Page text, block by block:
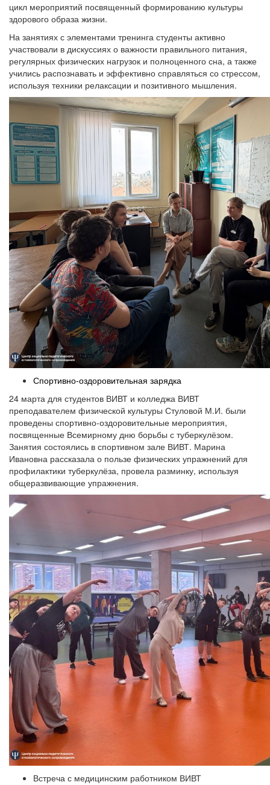
цикл мероприятий посвященный формированию культуры
здорового образа жизни.
На занятиях с элементами тренинга студенты активно
участвовали в дискуссиях о важности правильного питания,
регулярных физических нагрузок и полноценного сна, а также
учились распознавать и эффективно справляться со стрессом,
используя техники релаксации и позитивного мышления.
Спортивно-оздоровительная зарядка
24 марта для студентов ВИВТ и колледжа ВИВТ
преподавателем физической культуры Стуловой М.И. были
проведены спортивно-оздоровительные мероприятия,
посвященные Всемирному дню борьбы с туберкулёзом.
Занятия состоялись в спортивном зале ВИВТ. Марина
Ивановна рассказала о пользе физических упражнений для
профилактики туберкулёза, провела разминку, используя
общеразвивающие упражнения.
Встреча с медицинским работником ВИВТ